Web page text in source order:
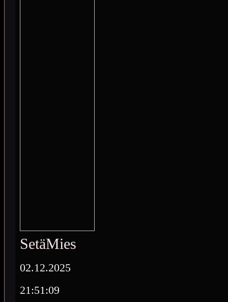
SetäMies
02.12.2025
21:51:09